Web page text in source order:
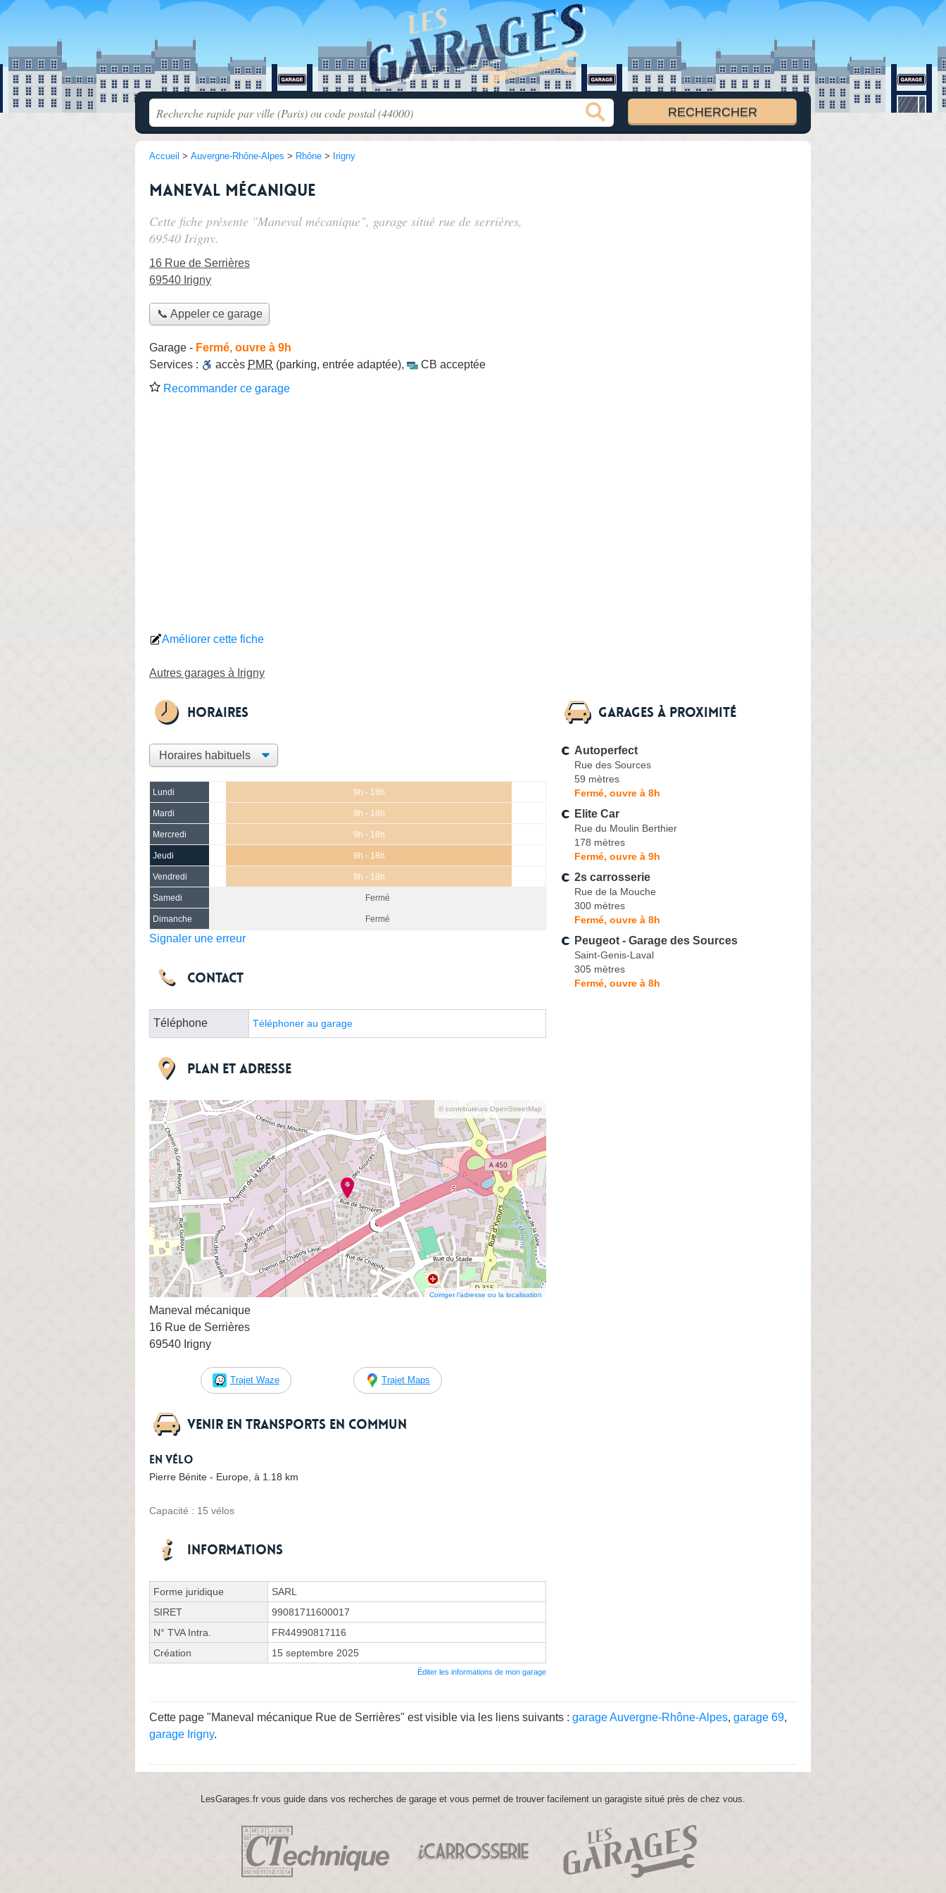
Accueil > Auvergne-Rhône-Alpes > Rhône > Irigny
Maneval mécanique
Cette fiche présente "Maneval mécanique", garage situé rue de serrières,
69540 Irigny.
16 Rue de Serrières
69540 Irigny
📞 Appeler ce garage
Garage - Fermé, ouvre à 9h
Services :
accès PMR (parking, entrée adaptée),
CB acceptée
Recommander ce garage
Améliorer cette fiche
Autres garages à Irigny
Horaires
Lundi 9h - 18h
Mardi 9h - 18h
Mercredi 9h - 18h
Jeudi 9h - 18h
Vendredi 9h - 18h
Samedi Fermé
Dimanche Fermé
Signaler une erreur
Contact
Téléphone Téléphoner au garage
Plan et adresse
© contributeurs OpenStreetMap
Corriger l’adresse ou la localisation
Maneval mécanique
16 Rue de Serrières
69540 Irigny
Trajet Waze Trajet Maps
Venir en transports en commun
En vélo
Pierre Bénite - Europe, à 1.18 km
Capacité : 15 vélos
Informations
Forme juridique
SARL
SIRET
99081711600017
N° TVA Intra.
FR44990817116
Création
15 septembre 2025
Éditer les informations de mon garage
Garages à proximité
Autoperfect
Rue des Sources
59 mètres
Fermé, ouvre à 8h
Elite Car
Rue du Moulin Berthier
178 mètres
Fermé, ouvre à 9h
2s carrosserie
Rue de la Mouche
300 mètres
Fermé, ouvre à 8h
Peugeot - Garage des Sources
Saint-Genis-Laval
305 mètres
Fermé, ouvre à 8h
Cette page "Maneval mécanique Rue de Serrières" est visible via les liens suivants : garage Auvergne-Rhône-Alpes, garage 69,
garage Irigny.
LesGarages.fr vous guide dans vos recherches de garage et vous permet de trouver facilement un garagiste situé près de chez vous.